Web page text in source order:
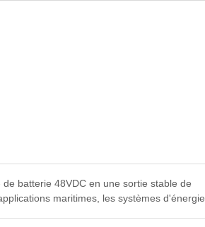
batterie 48VDC en une sortie stable de
maritimes, les systèmes d'énergie